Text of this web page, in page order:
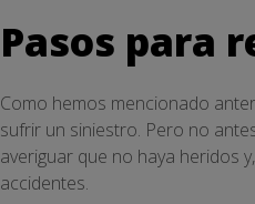
Pasos para
Como hemos mencionado
sufrir un siniestro. Pero no
averiguar que no haya heridos
accidentes.